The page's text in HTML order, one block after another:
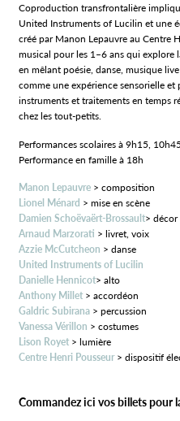
Coproduction transfrontalière
United Instruments of Lucilin et une
créé par Manon Lepauvre au Centre
musical pour les 1–6 ans qui explore
en mêlant poésie, danse, musique
comme une expérience sensorielle
instruments et traitements en temps
chez les tout‑petits.
Performances scolaires à 9h15,
Performance en famille à 18h
Manon Lepauvre > composition
Lionel Ménard > mise en scène
Damien Schoëvaërt-Brossault> décor
Arnaud Marzorati > livret, voix
Azzie McCutcheon > danse
United Instruments of Lucilin
Danielle Hennicot> alto
Anthony Millet > accordéon
Galdric Subirana > percussion
Vanessa Vérillon > costumes
Lison Royet > lumière
Centre Henri Pousseur> dispositif
Commandez ici vos billets pour